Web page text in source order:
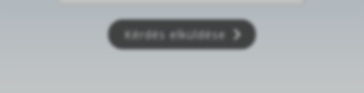
Kérdés elküldése